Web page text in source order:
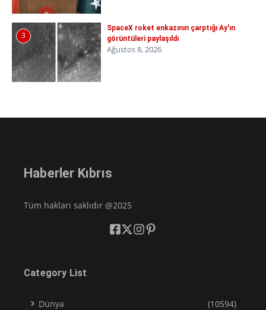
3
SpaceX roket enkazının çarptığı Ay'ın
görüntüleri paylaşıldı
Ağustos 8, 2026
Haberler Kıbrıs
Tüm hakları saklıdır @2025
Category List
Dünya (10594)